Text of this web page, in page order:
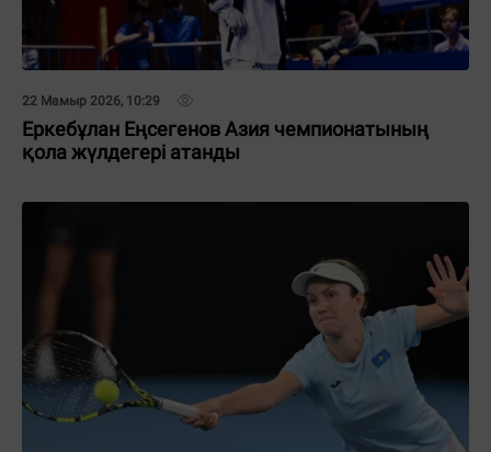
22 Мамыр 2026, 10:29
Еркебұлан Еңсегенов Азия чемпионатының
қола жүлдегері атанды